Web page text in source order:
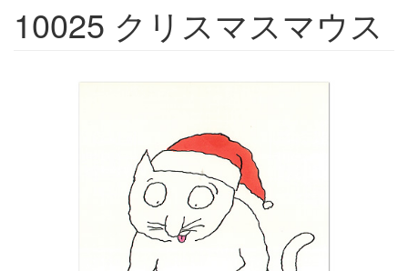
10025 クリスマスマウス